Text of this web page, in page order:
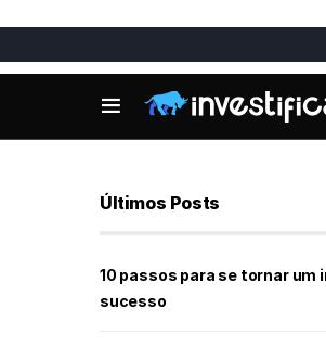
Últimos Posts
10 passos para se tornar um
sucesso